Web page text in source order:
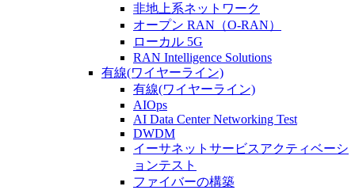
非地上系ネットワーク
オープン RAN（O-RAN）
ローカル 5G
RAN Intelligence Solutions
有線(ワイヤーライン)
有線(ワイヤーライン)
AIOps
AI Data Center Networking Test
DWDM
イーサネットサービスアクティベーシ
ョンテスト
ファイバーの構築